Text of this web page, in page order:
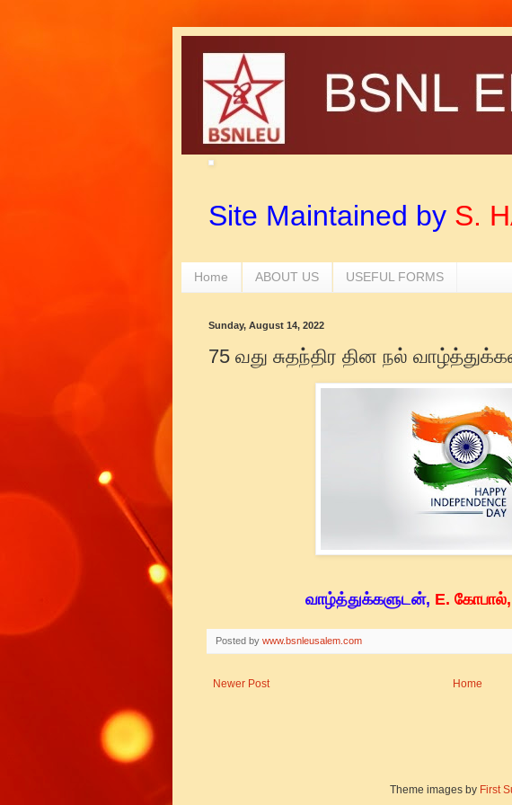
Site Maintained by S.
Home ABOUT US USEFUL FORMS
Sunday, August 14, 2022
75 வது சுதந்திர தின நல்
வாழ்த்துக்களுடன், E. கோபால்,
Posted by www.bsnleusalem.com
Newer Post Home
Theme images by First